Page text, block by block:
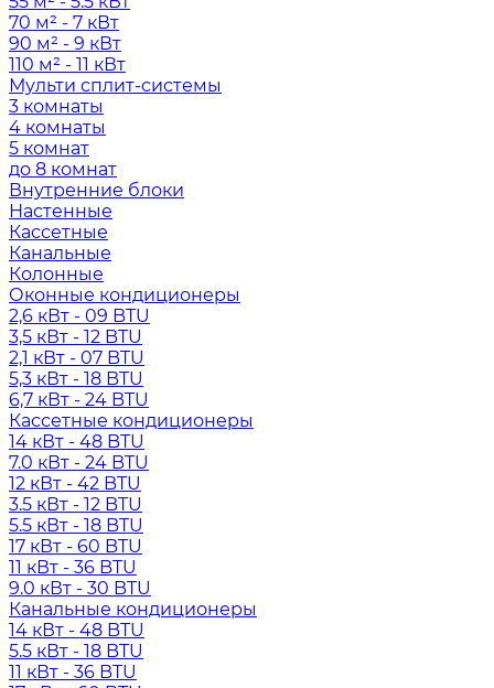
70 м² - 7 кВт
90 м² - 9 кВт
110 м² - 11 кВт
Мульти сплит-системы
3 комнаты
4 комнаты
5 комнат
до 8 комнат
Внутренние блоки
Настенные
Кассетные
Канальные
Колонные
Оконные кондиционеры
2,6 кВт - 09 BTU
3,5 кВт - 12 BTU
2,1 кВт - 07 BTU
5,3 кВт - 18 BTU
6,7 кВт - 24 BTU
Кассетные кондиционеры
14 кВт - 48 BTU
7.0 кВт - 24 BTU
12 кВт - 42 BTU
3.5 кВт - 12 BTU
5.5 кВт - 18 BTU
17 кВт - 60 BTU
11 кВт - 36 BTU
9.0 кВт - 30 BTU
Канальные кондиционеры
14 кВт - 48 BTU
5.5 кВт - 18 BTU
11 кВт - 36 BTU